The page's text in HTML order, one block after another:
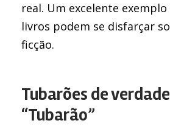
real. Um excelente
livros podem se disfarçar
ficção.
Tubarões de
“Tubarão”